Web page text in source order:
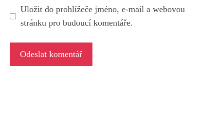
Uložit do prohlížeče jméno, e-mail a webovou
stránku pro budoucí komentáře.